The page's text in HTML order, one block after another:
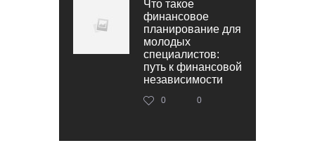
Что такое
финансовое
планирование для
молодых
специалистов:
путь к финансовой
независимости
0 0